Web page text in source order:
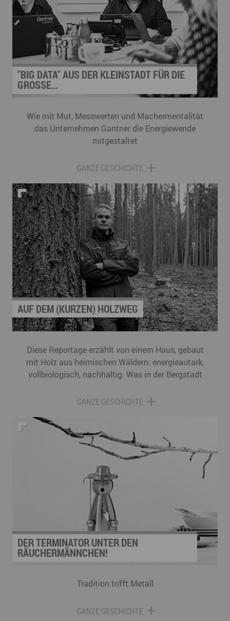
könnte Kai übernehmen? Und wer wäre bei
Fragen ansprechbar? Der Schichtwechsel
Erzgebirge bringt Unternehmen und Menschen
mit Behinderung zusammen. Wie viel daraus
entstehen kann, zeigen Erfahrungen aus
Betrieben der Region.
"BIG DATA" AUS DER KLEINSTADT FÜR DIE
GROSSE…
Wie mit Mut, Messwerten und Machermentalität
das Unternehmen Gantner die Energiewende
mitgestaltet
GANZE GESCHICHTE
AUF DEM (KURZEN) HOLZWEG
Diese Reportage erzählt von einem Haus, gebaut
mit Holz aus heimischen Wäldern: energieautark,
vollbiologisch, nachhaltig. Was in der Bergstadt
wissenschaftlich begleitetes Experiment mit
Köpfe hinter dem Projekt: „Ich will ein Haus als
Reallabor bauen.“ Welche Motivation steckt
hinter seiner Vision? Wen und was braucht es für
diesen Prototypen? Zuerst ein Team, was in die
Zukunft denkt. Menschen, die sich für
innovatives Bauen mit Holz begeistern.
GANZE GESCHICHTE
DER TERMINATOR UNTER DEN
RÄUCHERMÄNNCHEN!
Tradition trifft Metall
GANZE GESCHICHTE